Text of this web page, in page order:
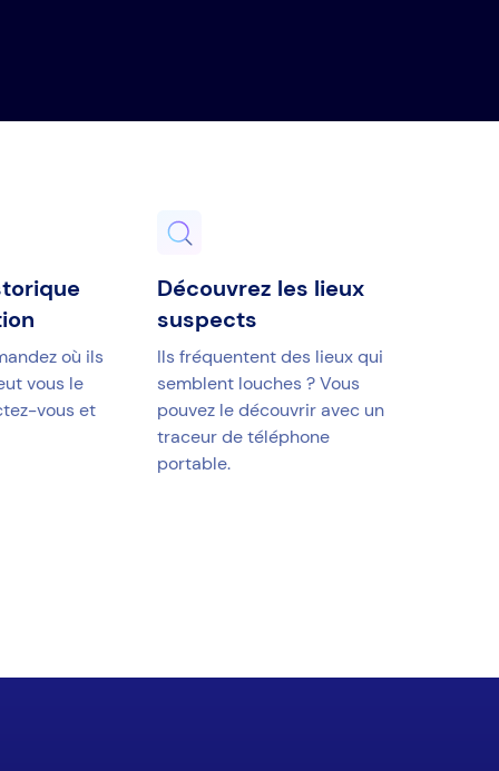
où ils
vous le
vous et
Découvrez les lieux
suspects
Ils fréquentent des lieux qui
semblent louches ? Vous
pouvez le découvrir avec un
traceur de téléphone
portable.